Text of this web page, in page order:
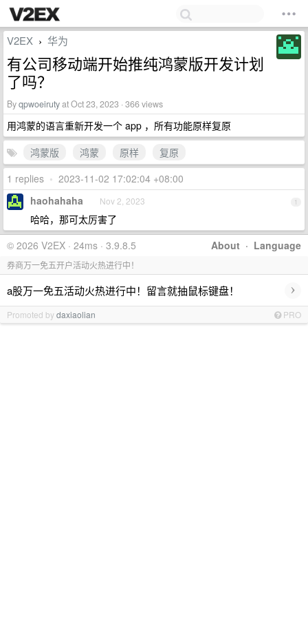
V2EX › 华为
有公司移动端开始推纯鸿蒙版开发计划
了吗？
Byqpwoeirutyat Oct 23, 2023 · 366 views
用鸿蒙的语言重新开发一个 app ，所有功能原样复原
鸿蒙版
鸿蒙 原样
复原
1 replies • 2023-11-02 17:02:04 +08:00
1
haohahaha Nov 2, 2023
哈哈，那可太厉害了
About · Language
© 2026 V2EX · 24ms · 3.9.8.5
券商万一免五开户活动火热进行中！
a股万一免五活动火热进行中！留言就抽鼠标键盘！ ›
Promoted bydaxiaolian PRO